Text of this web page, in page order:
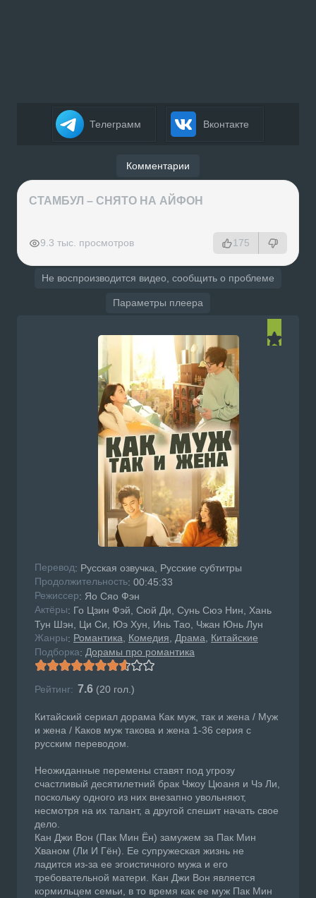
Телеграмм Вконтакте
Комментарии
СТАМБУЛ – СНЯТО НА АЙФОН
9.3 тыс. просмотров 175
Не воспроизводится видео, сообщить о проблеме
Параметры плеера
Перевод: Русская озвучка, Русские субтитры
Продолжительность: 00:45:33
Режисcер: Яо Сяо Фэн
Актёры: Го Цзин Фэй, Сюй Ди, Сунь Сюэ Нин, Хань
Тун Шэн, Ци Си, Юэ Хун, Инь Тао, Чжан Юнь Лун
Жанры: Романтика Комедия Драма Китайские
Подборка: Дорамы про романтика
Рейтинг: 7.6 (20 гол.)
Китайский сериал дорама Как муж, так и жена / Муж
и жена / Каков муж такова и жена 1-36 серия с
русским переводом.
Неожиданные перемены ставят под угрозу
счастливый десятилетний брак Чжоу Цюаня и Чэ Ли,
поскольку одного из них внезапно увольняют,
несмотря на их талант, а другой спешит начать свое
дело.
Кан Джи Вон (Пак Мин Ён) замужем за Пак Мин
Хваном (Ли И Гён). Ее супружеская жизнь не
ладится из-за ее эгоистичного мужа и его
требовательной матери. Кан Джи Вон является
кормильцем семьи, в то время как ее муж Пак Мин